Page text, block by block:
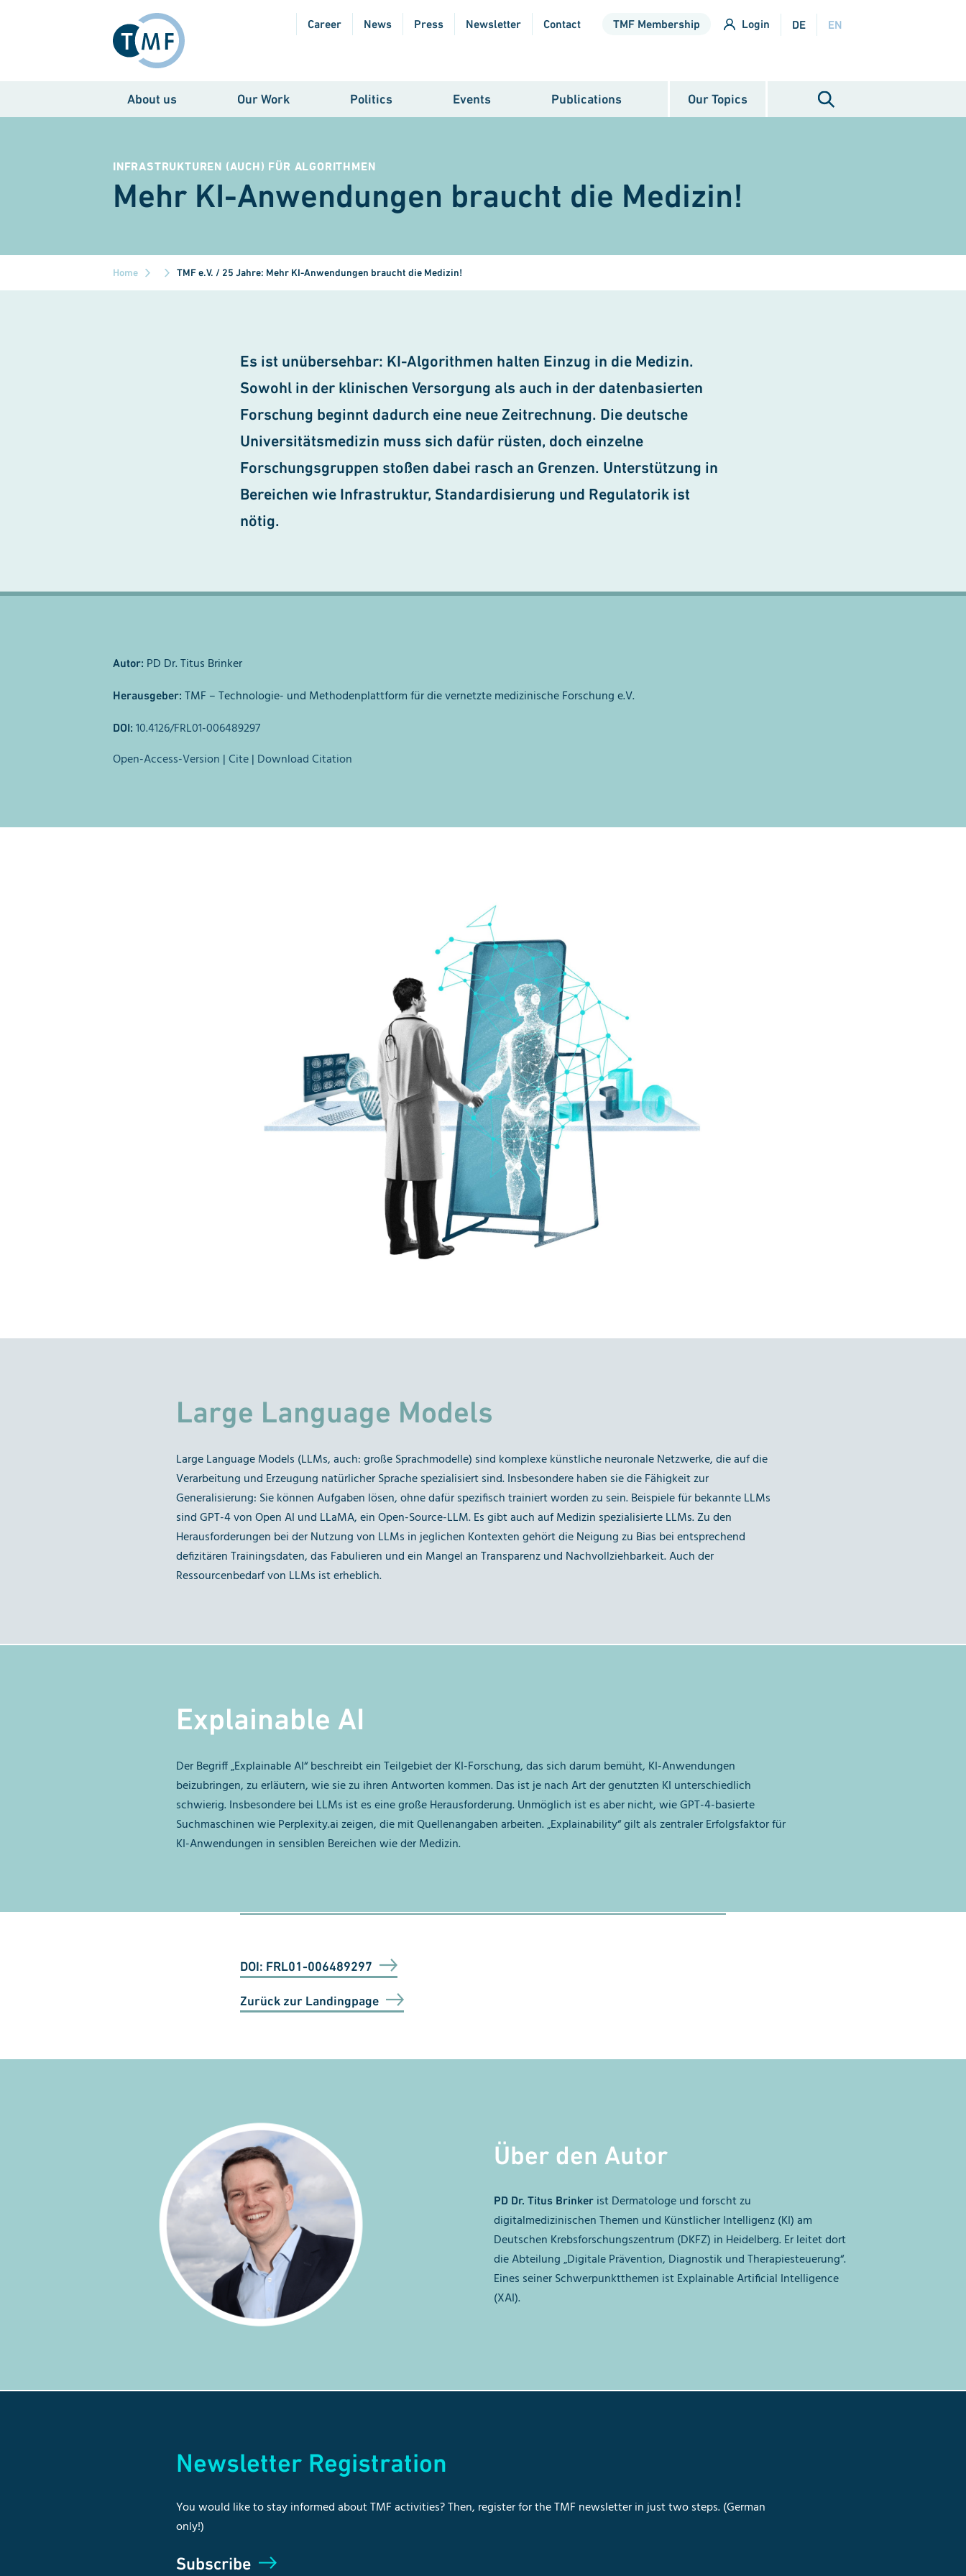
Career News Press Newsletter Contact TMF Membership Login DE EN
About us Our Work Politics Events Publications Our Topics
INFRASTRUKTUREN (AUCH) FÜR ALGORITHMEN
Mehr KI-Anwendungen braucht die Medizin!
Home TMF e.V. / 25 Jahre: Mehr KI-Anwendungen braucht die Medizin!
Es ist unübersehbar: KI-Algorithmen halten Einzug in die Medizin.
Sowohl in der klinischen Versorgung als auch in der datenbasierten
Forschung beginnt dadurch eine neue Zeitrechnung. Die deutsche
Universitätsmedizin muss sich dafür rüsten, doch einzelne
Forschungsgruppen stoßen dabei rasch an Grenzen. Unterstützung in
Bereichen wie Infrastruktur, Standardisierung und Regulatorik ist
nötig.
Autor: PD Dr. Titus Brinker
Herausgeber: TMF – Technologie- und Methodenplattform für die vernetzte medizinische Forschung e.V.
DOI: 10.4126/FRL01-006489297
Open-Access-Version |Cite| Download Citation
Large Language Models
Large Language Models (LLMs, auch: große Sprachmodelle) sind komplexe künstliche neuronale Netzwerke, die auf die
Verarbeitung und Erzeugung natürlicher Sprache spezialisiert sind. Insbesondere haben sie die Fähigkeit zur
Generalisierung: Sie können Aufgaben lösen, ohne dafür spezifisch trainiert worden zu sein. Beispiele für bekannte LLMs
sind GPT-4 von Open AI und LLaMA, ein Open-Source-LLM. Es gibt auch auf Medizin spezialisierte LLMs. Zu den
Herausforderungen bei der Nutzung von LLMs in jeglichen Kontexten gehört die Neigung zu Bias bei entsprechend
defizitären Trainingsdaten, das Fabulieren und ein Mangel an Transparenz und Nachvollziehbarkeit. Auch der
Ressourcenbedarf von LLMs ist erheblich.
Explainable AI
Der Begriff „Explainable AI“ beschreibt ein Teilgebiet der KI-Forschung, das sich darum bemüht, KI-Anwendungen
beizubringen, zu erläutern, wie sie zu ihren Antworten kommen. Das ist je nach Art der genutzten KI unterschiedlich
schwierig. Insbesondere bei LLMs ist es eine große Herausforderung. Unmöglich ist es aber nicht, wie GPT-4-basierte
Suchmaschinen wie Perplexity.ai zeigen, die mit Quellenangaben arbeiten. „Explainability“ gilt als zentraler Erfolgsfaktor für
KI-Anwendungen in sensiblen Bereichen wie der Medizin.
DOI: FRL01-006489297
Zurück zur Landingpage
Über den Autor
PD Dr. Titus Brinkerist Dermatologe und forscht zu
digitalmedizinischen Themen und Künstlicher Intelligenz (KI) am
Deutschen Krebsforschungszentrum (DKFZ) in Heidelberg. Er leitet dort
die Abteilung „Digitale Prävention, Diagnostik und Therapiesteuerung“.
Eines seiner Schwerpunktthemen ist Explainable Artificial Intelligence
(XAI).
Newsletter Registration
You would like to stay informed about TMF activities? Then, register for the TMF newsletter in just two steps. (German
only!)
Subscribe